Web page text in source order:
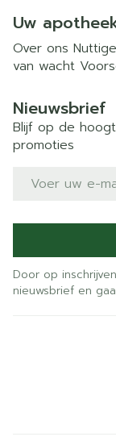
Uw
Over ons
van wacht
Nieuwsbrief
Blijf op de
promoties
E-mail adres
Door op
nieuwsbrief en